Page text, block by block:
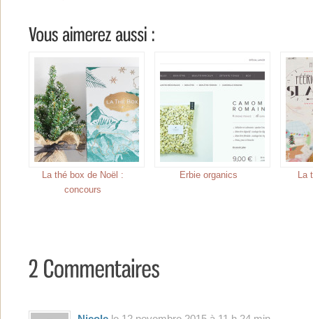
La thé box de Noël :
concours
Erbie organics